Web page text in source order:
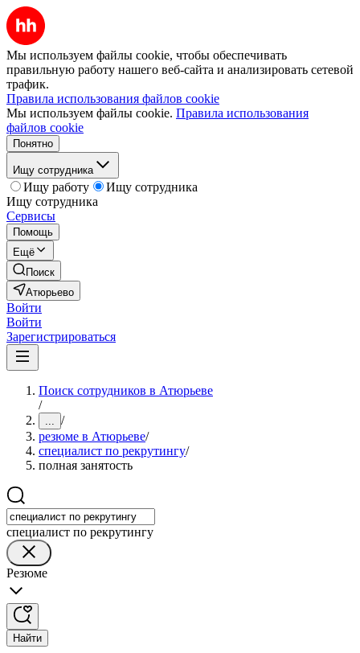
Мы используем файлы cookie, чтобы обеспечивать
правильную работу нашего веб-сайта и анализировать сетевой
трафик.
Правила использования файлов cookie
Мы используем файлы cookie. Правила использования
файлов cookie
Понятно
Ищу сотрудника
Ищу работу
Ищу сотрудника
Ищу сотрудника
Сервисы
Помощь
Ещё
Поиск
Атюрьево
Войти
Войти
Зарегистрироваться
Поиск сотрудников в Атюрьеве
/
... /
резюме в Атюрьеве/
специалист по рекрутингу/
полная занятость
специалист по рекрутингу
Резюме
Найти